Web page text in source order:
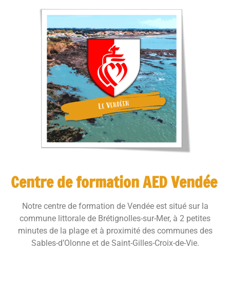
Centre de formation AED Vendée
Notre centre de formation de Vendée est situé sur la
commune littorale de Brétignolles-sur-Mer, à 2 petites
minutes de la plage et à proximité des communes des
Sables-d’Olonne et de Saint-Gilles-Croix-de-Vie.